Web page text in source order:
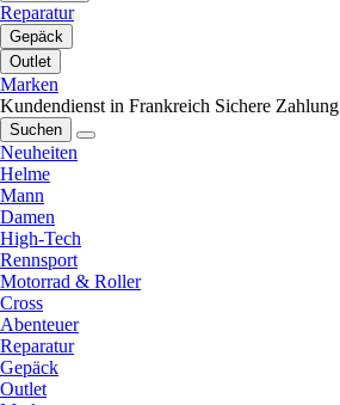
Reparatur
Gepäck
Outlet
Marken
Kundendienst in Frankreich Sichere Zahlung
Suchen
Neuheiten
Helme
Mann
Damen
High-Tech
Rennsport
Motorrad & Roller
Cross
Abenteuer
Reparatur
Gepäck
Outlet